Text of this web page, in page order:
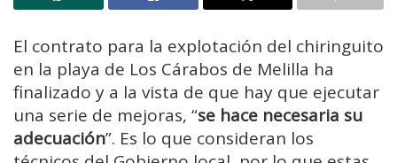
El contrato para la explotación del chiringuito
en la playa de Los Cárabos de Melilla ha
finalizado y a la vista de que hay que ejecutar
una serie de mejoras, “se hace necesaria su
adecuación”. Es lo que consideran los